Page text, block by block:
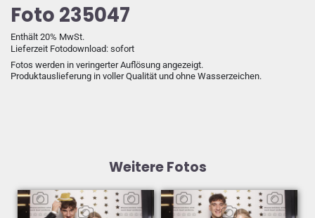
Foto 235047
Enthält 20% MwSt.
Lieferzeit Fotodownload: sofort
Fotos werden in veringerter Auflösung angezeigt.
Produktauslieferung in voller Qualität und ohne Wasserzeichen.
Weitere Fotos